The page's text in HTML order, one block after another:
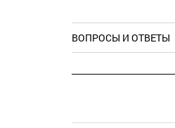
ВОПРОСЫ И ОТВЕТЫ